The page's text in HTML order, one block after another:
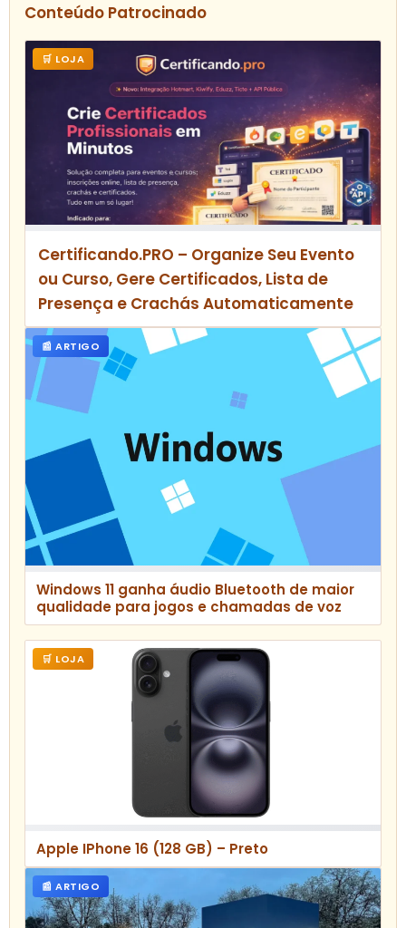
Conteúdo Patrocinado
🛒 LOJA
Certificando.PRO – Organize Seu Evento
ou Curso, Gere Certificados, Lista de
Presença e Crachás Automaticamente
📰 ARTIGO
Windows 11 ganha áudio Bluetooth de maior
qualidade para jogos e chamadas de voz
🛒 LOJA
Apple IPhone 16 (128 GB) – Preto
📰 ARTIGO